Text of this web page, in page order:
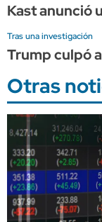
Kast anunció
Tras una investigación
Trump culpó
Otras